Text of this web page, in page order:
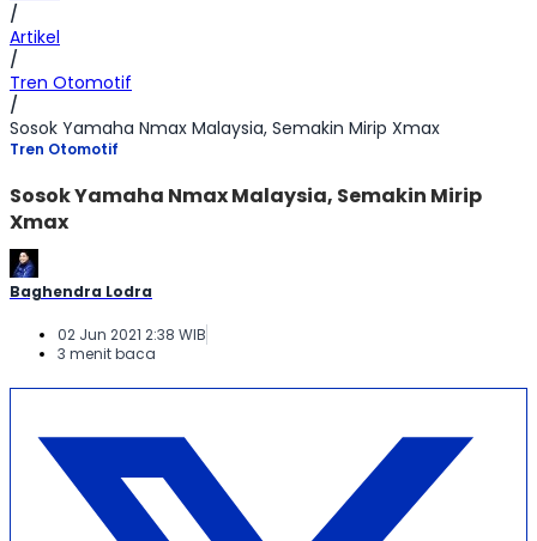
/
Artikel
/
Tren Otomotif
/
Sosok Yamaha Nmax Malaysia, Semakin Mirip Xmax
Tren Otomotif
Sosok Yamaha Nmax Malaysia, Semakin Mirip
Xmax
Baghendra Lodra
02 Jun 2021 2:38 WIB
3 menit baca